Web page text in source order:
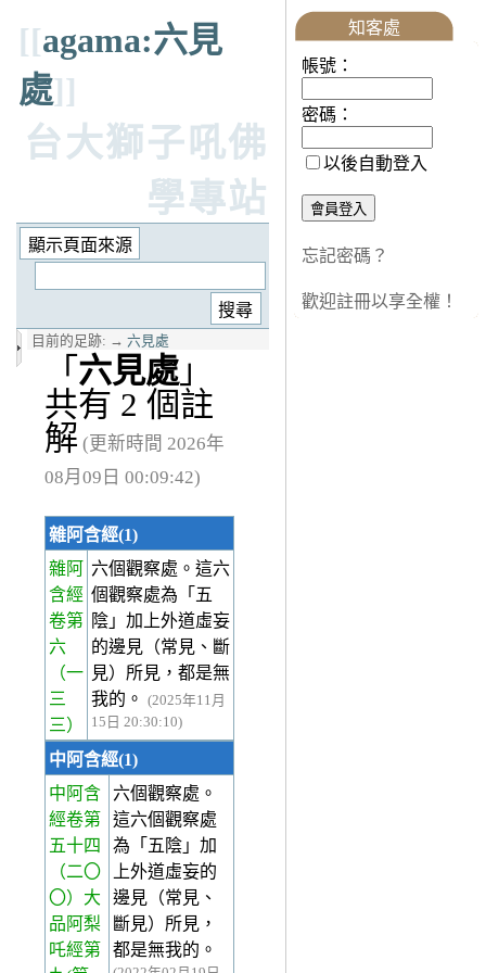
[[agama:六見
處]]
台大獅子吼佛
學專站
目前的足跡: → 六見處
「 六見處 」
共有 2 個註
解 (更新時間 2026年
08月09日 00:09:42)
雜阿含經(1)
雜阿
含經
卷第
六
（一
三
三）
六個觀察處。這六
個觀察處為「五
陰」加上外道虛妄
的邊見（常見、斷
見）所見，都是無
我的。
(2025年11月
15日 20:30:10)
中阿含經(1)
中阿含
經卷第
五十四
（二〇
〇）大
品阿梨
吒經第
六個觀察處。
這六個觀察處
為「五陰」加
上外道虛妄的
邊見（常見、
斷見）所見，
都是無我的。
知客處
帳號：
密碼：
以後自動登入
忘記密碼？
歡迎註冊以享全權！